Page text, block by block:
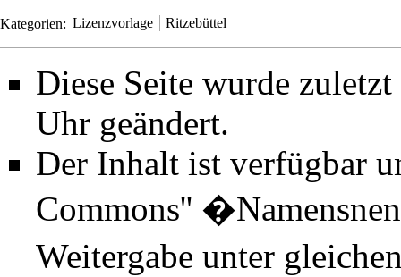
Kategorien: Lizenzvorlage Ritzebüttel
Diese Seite wurde
Uhr geändert.
Der Inhalt ist verfügbar
Commons''
Weitergabe unter